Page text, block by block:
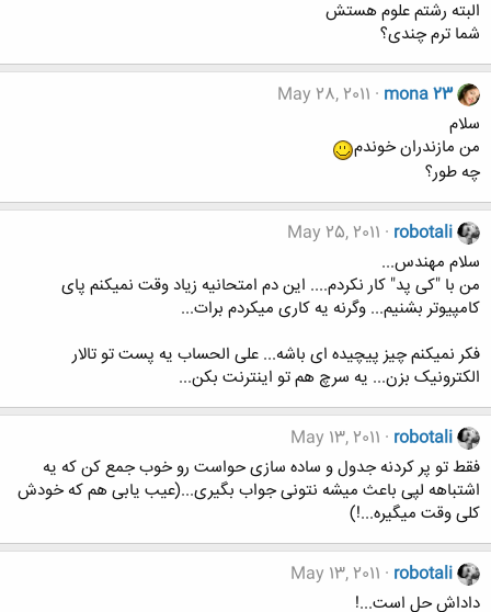
البته رشتم علوم هستش
شما ترم چندی؟
mona 23
May 28, 2011
سلام
من مازندران خوندم
چه طور؟
robotali
May 25, 2011
سلام مهندس...
من با "کی پد" کار نکردم.... این دم امتحانیه زیاد وقت نمیکنم پای
کامپیوتر بشنیم... وگرنه یه کاری میکردم برات...
فکر نمیکنم چیز پیچیده ای باشه... علی الحساب یه پست تو تالار
الکترونیک بزن... یه سرچ هم تو اینترنت بکن...
robotali
May 13, 2011
فقط تو پر کردنه جدول و ساده سازی حواست رو خوب جمع کن که یه
اشتباهه لپی باعث میشه نتونی جواب بگیری...(عیب یابی هم که خودش
کلی وقت میگیره...!)
robotali
May 13, 2011
داداش حل است...!